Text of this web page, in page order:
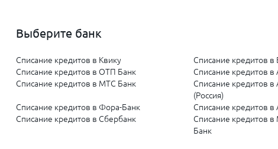
После завершения процедуры вы получите законное
стороны банка.
Выберите банк
Списание кредитов в Квику Списание кредитов в
Списание кредитов в ОТП Банк
Списание кредитов в
Списание кредитов в МТС Банк
Списание кредитов
(Россия)
Списание кредитов в Фора-Банк Списание кредитов
Списание кредитов в Сбербанк
Списание кредитов
Банк